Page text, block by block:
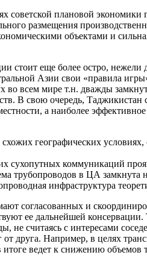
плановой экономики
размещения
объектами и
стоит еще более остро,
Азии свои «правила
во всем мире т.н. дважды
В свою очередь,
а наиболее
географических условиях,
сухопутных коммуникаций
трубопроводов в ЦА замкнута
инфраструктура
согласованных и
ее дальнейшей
не считаясь с интересами
друга. Например, в целях
ведет к снижению объемов